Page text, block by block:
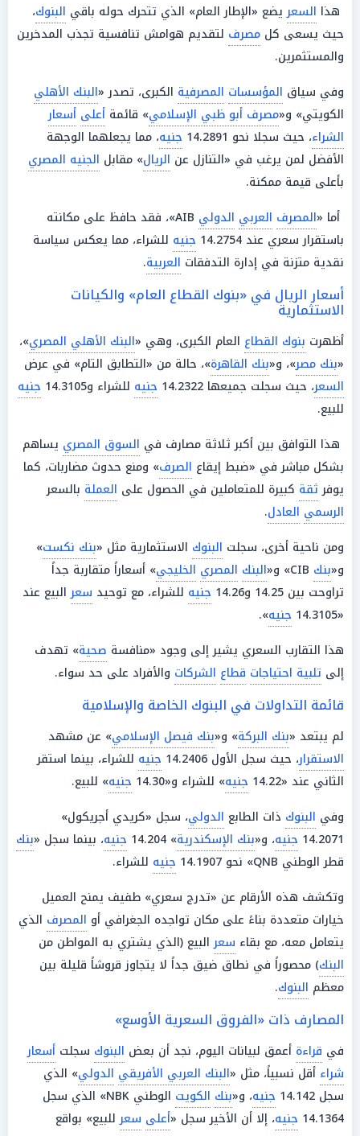
هذا السعريضع «الإطار العام» الذي تتحرك حوله باقي البنوك،
حيث يسعى كل مصرف لتقديم هوامش تنافسية تجذب المدخرين
والمستثمرين.
وفي سياق المؤسسات المصرفية الكبرى، تصدر «البنك الأهلي
الكويتي» و«مصرف أبو ظبي الإسلامي» قائمة أعلى أسعار
الشراء، حيث سجلا نحو 14.2891 جنيه، مما يجعلهما الوجهة
الأفضل لمن يرغب في «التنازل عن الريال» مقابل الجنيه المصري
بأعلى قيمة ممكنة.
أما «المصرف العربي الدولي
AIB»، فقد حافظ على مكانته
باستقرار سعري عند 14.2754
جنيه للشراء، مما يعكس سياسة
نقدية متزنة في إدارة التدفقات العربية.
أسعار الريال في «بنوك القطاع العام» والكيانات
الاستثمارية
أظهرت بنوك القطاع العام الكبرى، وهي «البنك الأهلي المصري»،
«بنك مصر»، و«بنك القاهرة»، حالة من «التطابق التام» في عرض
السعر، حيث سجلت جميعها 14.2322 جنيه للشراء و14.3105
جنيه
للبيع.
هذا التوافق بين أكبر ثلاثة مصارف في السوق المصري يساهم
بشكل مباشر في «ضبط إيقاع الصرف» ومنع حدوث مضاربات، كما
يوفرثقة كبيرة للمتعاملين في الحصول على العملة بالسعر
الرسمي العادل.
ومن ناحية أخرى، سجلت البنوك الاستثمارية مثل «بنك نكست»
و«بنك البنك المصري الخليجي» أسعاراً متقاربة جداً
تراوحت بين 14.25 و14.26
جنيه للشراء، مع توحيد سعرالبيع عند
«14.3105
جنيه».
هذا التقارب السعري يشير إلى وجود «منافسة صحية» تهدف
إلى تلبية احتياجات قطاع الشركات والأفراد على حد سواء.
قائمة التداولات في البنوك الخاصة والإسلامية
لم يبتعد «بنك البركة» و«بنك فيصل الإسلامي» عن مشهد
الاستقرار، حيث سجل الأول 14.2406 جنيه للشراء، بينما استقر
الثاني عند «14.22
جنيه» للشراء و«14.30 جنيه» للبيع.
وفي البنوك ذات الطابع الدولي، سجل «كريدي أجريكول»
14.2071 جنيه، و«بنك الإسكندرية» 14.204 جنيه، بينما سجل «بنك
قطر الوطني QNB» نحو 14.1907
جنيه للشراء.
وتكشف هذه الأرقام عن «تدرج سعري» طفيف يمنح العميل
خيارات متعددة بناءً على مكان تواجده الجغرافي أو المصرف الذي
يتعامل معه، مع بقاء سعرالبيع (الذي يشتري به المواطن من
البنك) محصوراً في نطاق ضيق جداً لا يتجاوز قروشاً قليلة بين
معظم البنوك.
المصارف ذات «الفروق السعرية الأوسع»
في قراءة أعمق لبيانات اليوم، نجد أن بعض البنوك سجلت أسعار
شراء أقل نسبياً، مثل «البنك العربي الأفريقي الدولي» الذي
سجل 14.142
جنيه، و«بنك الكويت
الوطني NBK» الذي سجل
14.1364 جنيه، إلا أن الأخير سجل «أعلى سعرللبيع» بواقع